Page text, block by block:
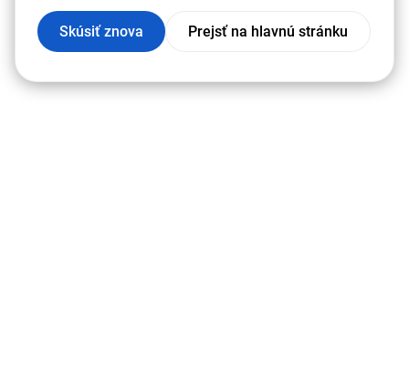
Skúsiť znova Prejsť na hlavnú stránku